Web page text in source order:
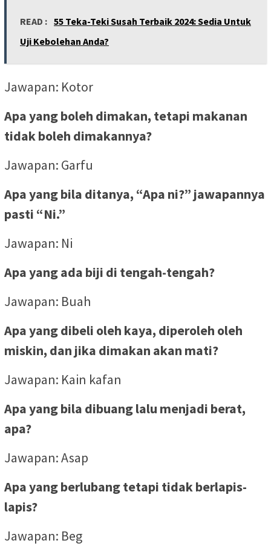
READ : 55 Teka-Teki Susah Terbaik 2024: Sedia Untuk
Uji Kebolehan Anda?
Jawapan: Kotor
Apa yang boleh dimakan, tetapi makanan
tidak boleh dimakannya?
Jawapan: Garfu
Apa yang bila ditanya, “Apa ni?” jawapannya
pasti “Ni.”
Jawapan: Ni
Apa yang ada biji di tengah-tengah?
Jawapan: Buah
Apa yang dibeli oleh kaya, diperoleh oleh
miskin, dan jika dimakan akan mati?
Jawapan: Kain kafan
Apa yang bila dibuang lalu menjadi berat,
apa?
Jawapan: Asap
Apa yang berlubang tetapi tidak berlapis-
lapis?
Jawapan: Beg